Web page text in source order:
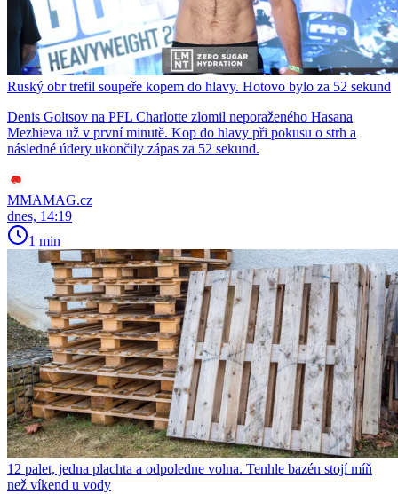
Ruský obr trefil soupeře kopem do hlavy. Hotovo bylo za 52 sekund
Denis Goltsov na PFL Charlotte zlomil neporaženého Hasana
Mezhieva už v první minutě. Kop do hlavy při pokusu o strh a
následné údery ukončily zápas za 52 sekund.
MMAMAG.cz
dnes, 14:19
1 min
12 palet, jedna plachta a odpoledne volna. Tenhle bazén stojí míň
než víkend u vody